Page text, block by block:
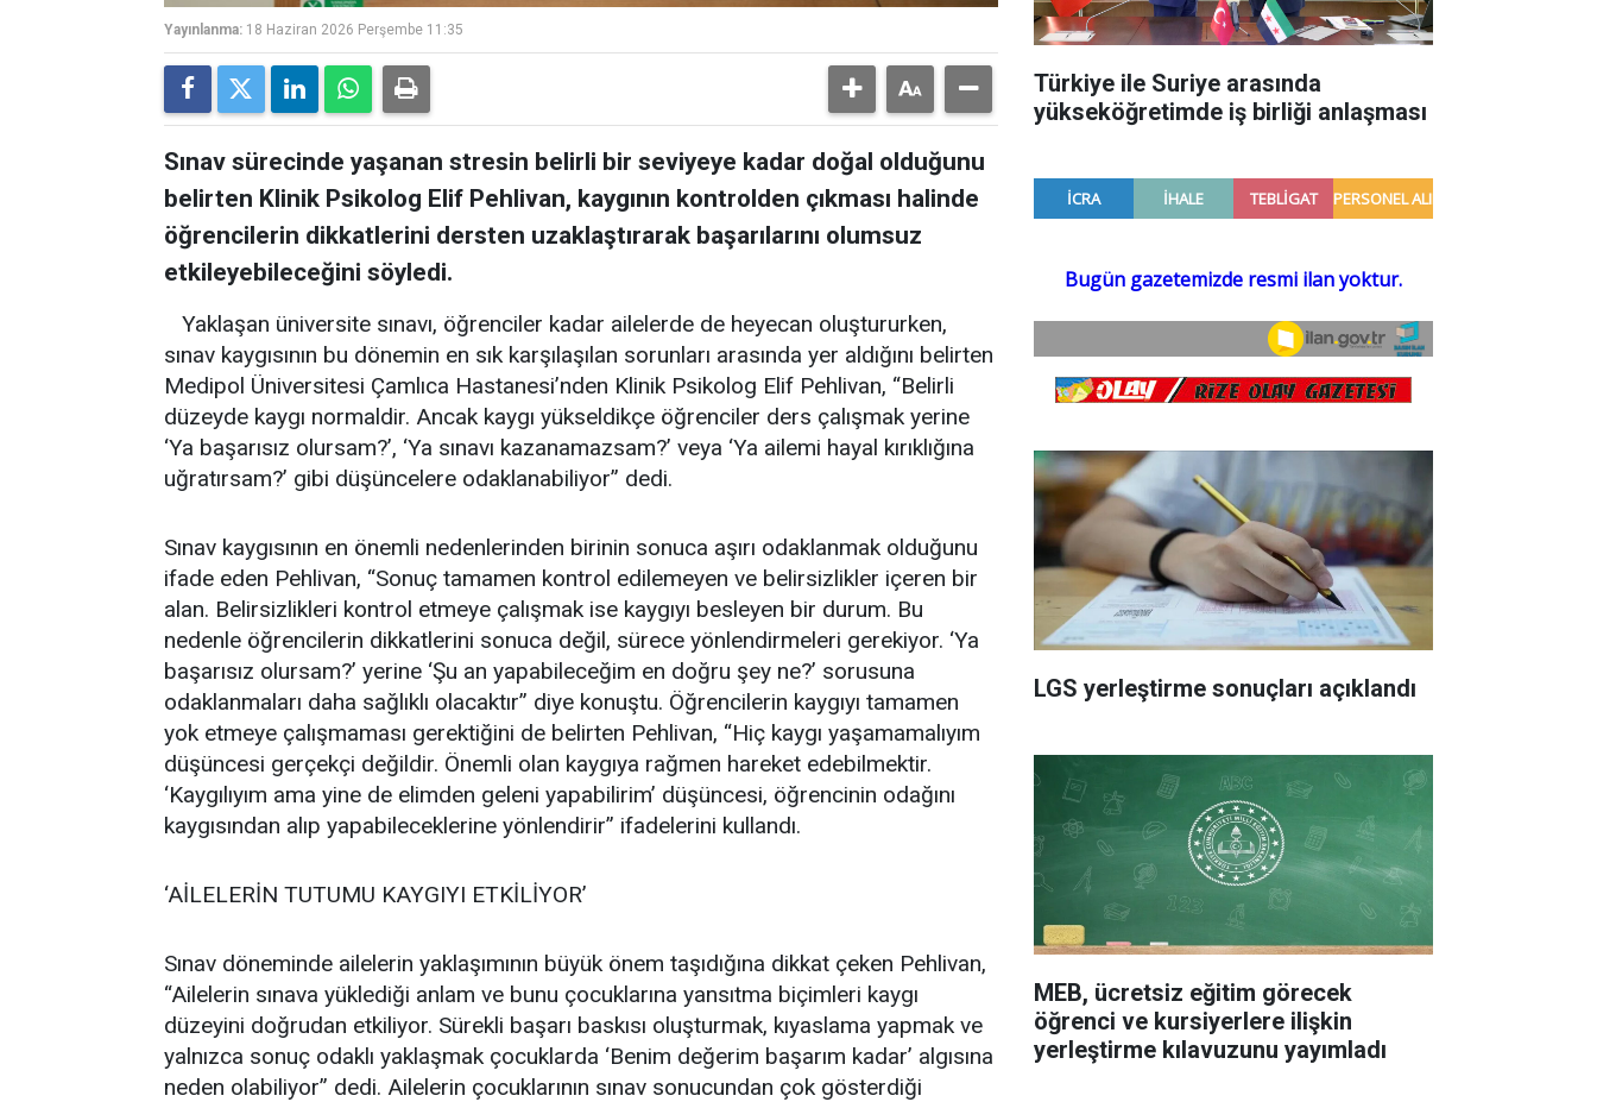
Yayınlanma: 18 Haziran 2026 Perşembe 11:35
Sınav sürecinde yaşanan stresin belirli bir seviyeye kadar doğal olduğunu
belirten Klinik Psikolog Elif Pehlivan, kaygının kontrolden çıkması halinde
öğrencilerin dikkatlerini dersten uzaklaştırarak başarılarını olumsuz
etkileyebileceğini söyledi.
Yaklaşan üniversite sınavı, öğrenciler kadar ailelerde de heyecan oluştururken,
sınav kaygısının bu dönemin en sık karşılaşılan sorunları arasında yer aldığını belirten
Medipol Üniversitesi Çamlıca Hastanesi’nden Klinik Psikolog Elif Pehlivan, “Belirli
düzeyde kaygı normaldir. Ancak kaygı yükseldikçe öğrenciler ders çalışmak yerine
‘Ya başarısız olursam?’, ‘Ya sınavı kazanamazsam?’ veya ‘Ya ailemi hayal kırıklığına
uğratırsam?’ gibi düşüncelere odaklanabiliyor” dedi.
Sınav kaygısının en önemli nedenlerinden birinin sonuca aşırı odaklanmak olduğunu
ifade eden Pehlivan, “Sonuç tamamen kontrol edilemeyen ve belirsizlikler içeren bir
alan. Belirsizlikleri kontrol etmeye çalışmak ise kaygıyı besleyen bir durum. Bu
nedenle öğrencilerin dikkatlerini sonuca değil, sürece yönlendirmeleri gerekiyor. ‘Ya
başarısız olursam?’ yerine ‘Şu an yapabileceğim en doğru şey ne?’ sorusuna
odaklanmaları daha sağlıklı olacaktır” diye konuştu. Öğrencilerin kaygıyı tamamen
yok etmeye çalışmaması gerektiğini de belirten Pehlivan, “Hiç kaygı yaşamamalıyım
düşüncesi gerçekçi değildir. Önemli olan kaygıya rağmen hareket edebilmektir.
‘Kaygılıyım ama yine de elimden geleni yapabilirim’ düşüncesi, öğrencinin odağını
kaygısından alıp yapabileceklerine yönlendirir” ifadelerini kullandı.
‘AİLELERİN TUTUMU KAYGIYI ETKİLİYOR’
Sınav döneminde ailelerin yaklaşımının büyük önem taşıdığına dikkat çeken Pehlivan,
“Ailelerin sınava yüklediği anlam ve bunu çocuklarına yansıtma biçimleri kaygı
düzeyini doğrudan etkiliyor. Sürekli başarı baskısı oluşturmak, kıyaslama yapmak ve
yalnızca sonuç odaklı yaklaşmak çocuklarda ‘Benim değerim başarım kadar’ algısına
neden olabiliyor” dedi. Ailelerin çocuklarının sınav sonucundan çok gösterdiği
Türkiye ile Suriye arasında
yükseköğretimde iş birliği anlaşması
LGS yerleştirme sonuçları açıklandı
MEB, ücretsiz eğitim görecek
öğrenci ve kursiyerlere ilişkin
yerleştirme kılavuzunu yayımladı